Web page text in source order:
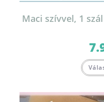
Maci szívvel, 1